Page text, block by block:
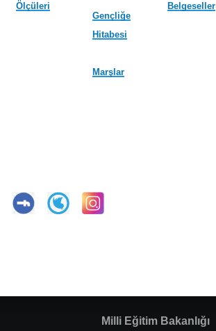
Ölçüleri
Gençliğe
Hitabesi
Marşlar
Belgeseller
Milli Eğitim Bakanlığı